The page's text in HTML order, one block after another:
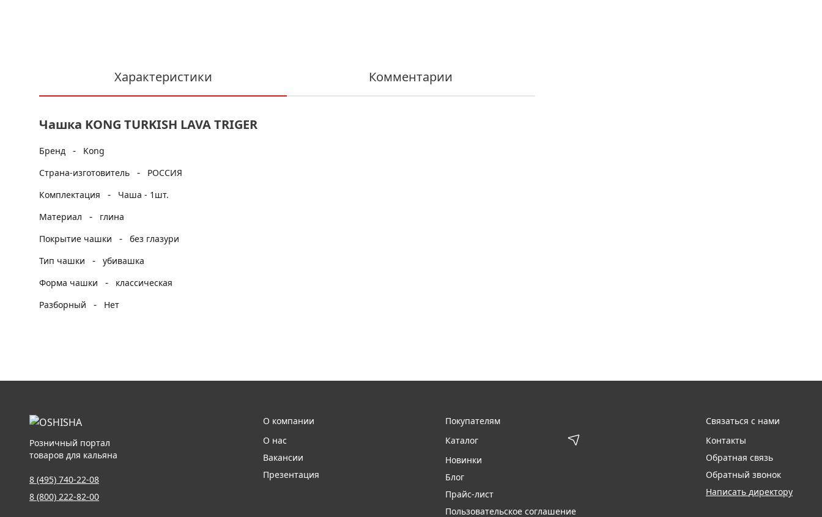
Характеристики Комментарии
Чашка KONG TURKISH LAVA TRIGER
Бренд -
Kong
Страна-изготовитель
-
РОССИЯ
Комплектация
-
Чаша - 1шт.
Материал
-
глина
Покрытие чашки
- без глазури
Тип чашки
- убивашка
Форма чашки
-
классическая
Разборный
- Нет
Розничный портал
товаров для кальяна
8 (495) 740-22-08
8 (800) 222-82-00
О компании
О нас
Вакансии
Презентация
Покупателям
Каталог
Новинки
Блог
Прайс-лист
Пользовательское соглашение
Связаться с нами
Контакты
Обратная связь
Обратный звонок
Написать директору